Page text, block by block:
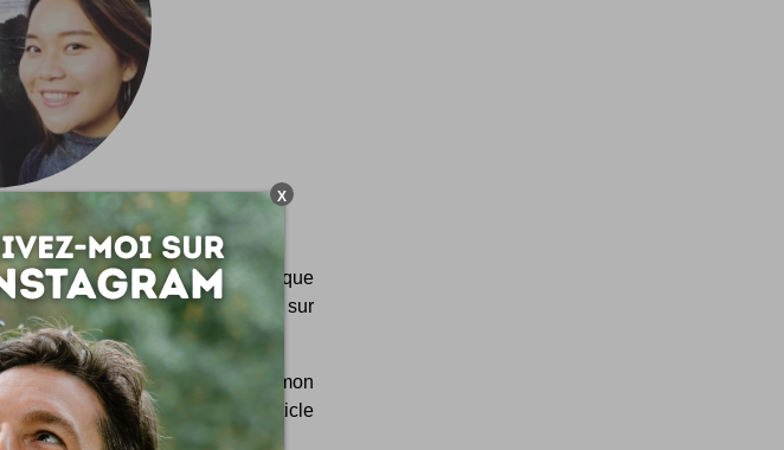
au coeur, à l'esprit ou tout ce que
ça fait vraiment du bien. Zoom sur
rude migration du blog chez mon
!C'est d'ailleurs le premier article
X